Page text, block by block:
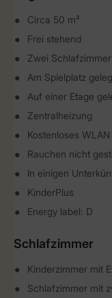
Circa 50 m²
Frei stehend
Zwei Schlafzimmer
Am Spielplatz
Auf einer Etage
Zentralheizung
Kostenloses WLAN
Rauchen nicht
In einigen
KinderPlus
Energy label: D
Schlafzimmer
Kinderzimmer mit
Schlafzimmer mit